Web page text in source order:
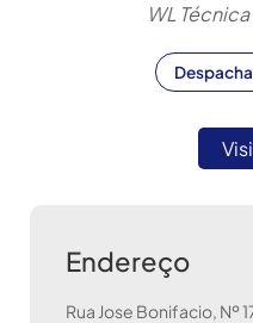
WL
Endereço
Rua Jose Bonifacio, Nº